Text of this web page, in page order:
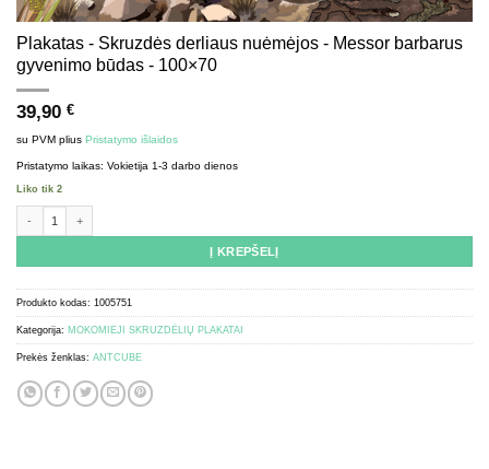
Plakatas - Skruzdės derliaus nuėmėjos - Messor barbarus
gyvenimo būdas - 100×70
39,90 €
su PVM plius Pristatymo išlaidos
Pristatymo laikas: Vokietija 1-3 darbo dienos
Liko tik 2
Į KREPŠELĮ
Produkto kodas: 1005751
Kategorija: MOKOMIEJI SKRUZDĖLIŲ PLAKATAI
Prekės ženklas: ANTCUBE